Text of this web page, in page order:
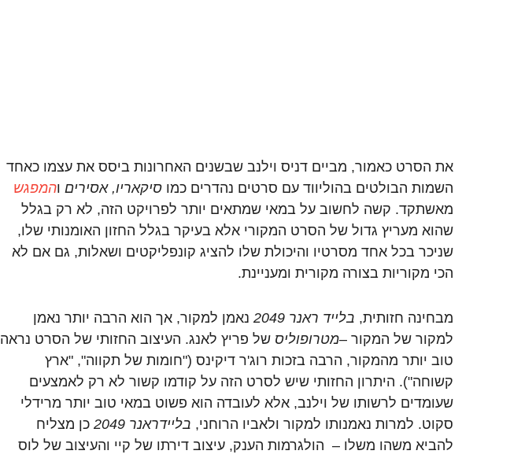
את הסרט כאמור, מביים דניס וילנב שבשנים האחרונות ביסס את עצמו כאחד
השמות הבולטים בהוליווד עם סרטים נהדרים כמוסיקאריו, אסירים והמפגש
מאשתקד. קשה לחשוב על במאי שמתאים יותר לפרויקט הזה, לא רק בגלל
שהוא מעריץ גדול של הסרט המקורי אלא בעיקר בגלל החזון האומנותי שלו,
שניכר בכל אחד מסרטיו והיכולת שלו להציג קונפליקטים ושאלות, גם אם לא
הכי מקוריות בצורה מקורית ומעניינת.
מבחינה חזותית, בלייד ראנר 2049
נאמן למקור, אך הוא הרבה יותר נאמן
למקור של המקור –מטרופוליס של פריץ לאנג. העיצוב החזותי של הסרט נראה
טוב יותר מהמקור, הרבה בזכות רוג'ר דיקינס ("חומות של תקווה", "ארץ
קשוחה"). היתרון החזותי שיש לסרט הזה על קודמו קשור לא רק לאמצעים
שעומדים לרשותו של וילנב, אלא לעובדה הוא פשוט במאי טוב יותר מרידלי
סקוט. למרות נאמנותו למקור ולאביו הרוחני, בליידראנר 2049
כן מצליח
להביא משהו משלו – הולגרמות הענק, עיצוב דירתו של קיי והעיצוב של לוס